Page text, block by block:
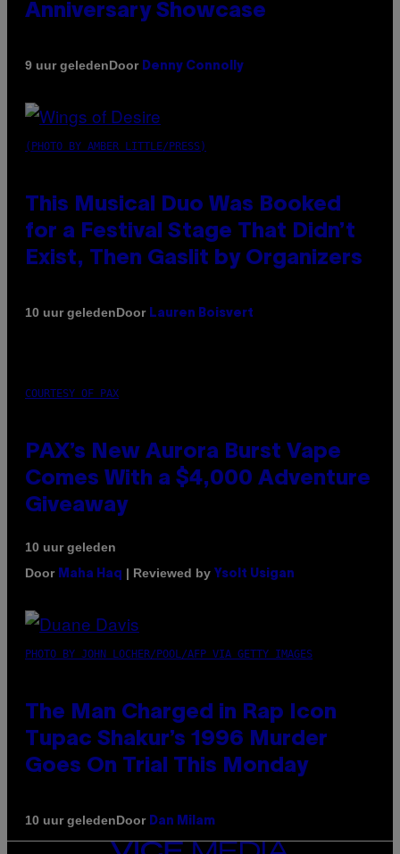
Anniversary Showcase
9 uur geledenDoor Denny Connolly
(PHOTO BY AMBER LITTLE/PRESS)
This Musical Duo Was Booked
for a Festival Stage That Didn’t
Exist, Then Gaslit by Organizers
10 uur geledenDoor Lauren Boisvert
COURTESY OF PAX
PAX’s New Aurora Burst Vape
Comes With a $4,000 Adventure
Giveaway
10 uur geleden
Door Maha Haq | Reviewed by Ysolt Usigan
PHOTO BY JOHN LOCHER/POOL/AFP VIA GETTY IMAGES
The Man Charged in Rap Icon
Tupac Shakur’s 1996 Murder
Goes On Trial This Monday
10 uur geledenDoor Dan Milam
VICE